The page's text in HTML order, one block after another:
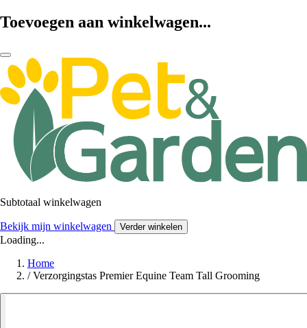
Toevoegen aan winkelwagen...
Subtotaal winkelwagen
Bekijk mijn winkelwagen Verder winkelen
Loading...
Home
/ Verzorgingstas Premier Equine Team Tall Grooming